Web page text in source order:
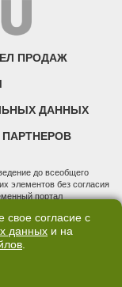
ПРОДАЖ
ДАННЫХ
до всеобщего
элементов без согласия
портал
массовых коммуникаций
от 02.09.2019
"66.ру". Юридический
620014, Свердловская
+7 (343) 288-50-66
свое согласие с
данных и на
.